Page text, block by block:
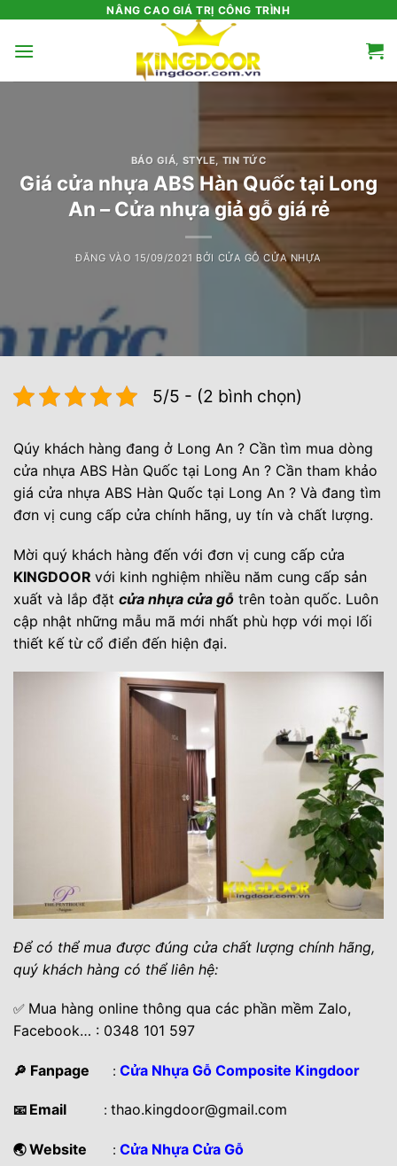
nội
NÂNG CAO GIÁ TRỊ CÔNG TRÌNH
BÁO GIÁ STYLE, TIN TỨC
Giá cửa nhựa ABS Hàn Quốc tại Long
An – Cửa nhựa giả gỗ giá rẻ
ĐĂNG VÀO15/09/2021 BỞI CỬA GỖ CỬA NHỰA
5/5 - (2 bình chọn)
Qúy khách hàng đang ở Long An ? Cần tìm mua dòng
cửa nhựa ABS Hàn Quốc tại Long An ? Cần tham khảo
giá cửa nhựa ABS Hàn Quốc tại Long An ? Và đang tìm
đơn vị cung cấp cửa chính hãng, uy tín và chất lượng.
Mời quý khách hàng đến với đơn vị cung cấp cửa
KINGDOOR với kinh nghiệm nhiều năm cung cấp sản
xuất và lắp đặt cửa nhựa cửa gỗ trên toàn quốc. Luôn
cập nhật những mẫu mã mới nhất phù hợp với mọi lối
thiết kế từ cổ điển đến hiện đại.
Để có thể mua được đúng cửa chất lượng chính hãng,
quý khách hàng có thể liên hệ:
✅ Mua hàng online thông qua các phần mềm Zalo,
Facebook… : 0348 101 597
🔎 Fanpage : Cửa Nhựa Gỗ Composite Kingdoor
📧 Email : thao.kingdoor@gmail.com
🌏Website : Cửa Nhựa Cửa Gỗ